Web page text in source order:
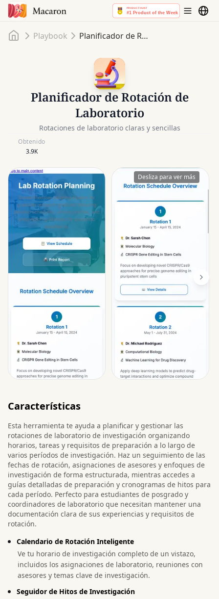
InicioPlaybook Planificador de Rotación de Laboratorio
Planificador de Rotación de
Laboratorio
Rotaciones de laboratorio claras y sencillas
Obtenido
3.9K
Desliza para ver más
Características
Esta herramienta te ayuda a planificar y gestionar las
rotaciones de laboratorio de investigación organizando
horarios, tareas y requisitos de preparación a lo largo de
varios períodos de investigación. Haz un seguimiento de las
fechas de rotación, asignaciones de asesores y enfoques de
investigación de forma estructurada, mientras accedes a
guías detalladas de preparación y cronogramas de hitos para
cada período. Perfecto para estudiantes de posgrado y
coordinadores de laboratorio que necesitan mantener una
documentación clara de sus experiencias y requisitos de
rotación.
Calendario de Rotación Inteligente
Ve tu horario de investigación completo de un vistazo,
incluidos los asignaciones de laboratorio, reuniones con
asesores y temas clave de investigación.
Seguidor de Hitos de Investigación